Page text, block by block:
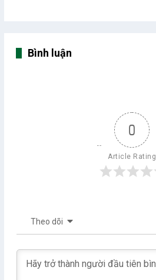
Bình luận
0
Article Rating
Theo dõi